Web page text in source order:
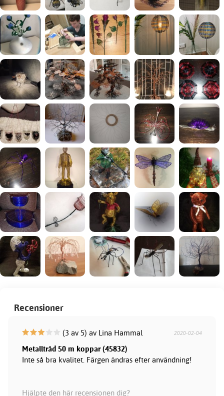
Recensioner
(3 av 5) av Lina Hammal 2020-02-04
Metalltråd 50 m koppar (45832)
Inte så bra kvalitet. Färgen ändras efter användning!
Hjälpte den här recensionen dig?